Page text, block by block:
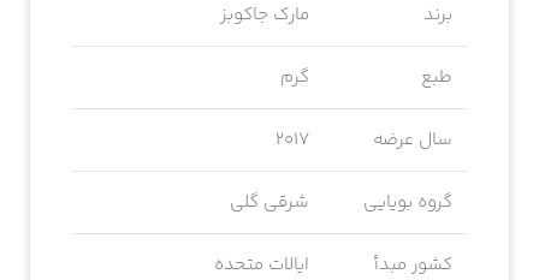
برند مارک جاکوبز
طبع گرم
سال عرضه 2017
گروه بویایی شرقی گلی
کشور مبدأ ایالات متحده